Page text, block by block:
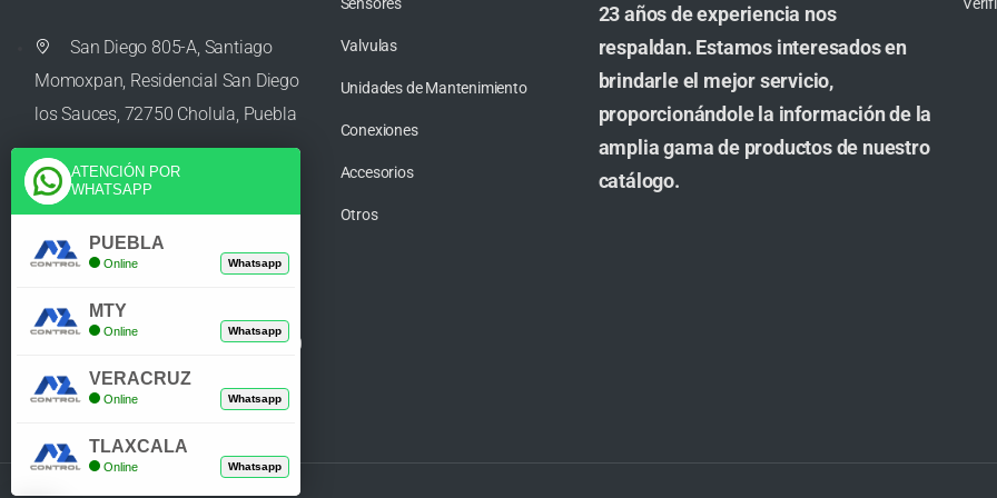
San Diego 805-A, Santiago
Momoxpan, Residencial San Diego
los Sauces, 72750 Cholula, Puebla
ventas@azcontrolpuebla.com
Poniente. 7 469, Centro, 94370
Orizaba, Veracruz
Valvulas
Unidades de Mantenimiento
Conexiones
Accesorios
Otros
23 años de experiencia nos
respaldan. Estamos interesados en
brindarle el mejor servicio,
proporcionándole la información de la
amplia gama de productos de nuestro
catálogo.
ATENCIÓN POR
WHATSAPP
PUEBLA
Online Whatsapp
MTY
Online Whatsapp
VERACRUZ
Online Whatsapp
TLAXCALA
Online Whatsapp